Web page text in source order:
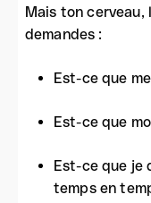
Mais ton cerveau,
demandes :
Est-ce que
Est-ce que
Est-ce que je
temps en